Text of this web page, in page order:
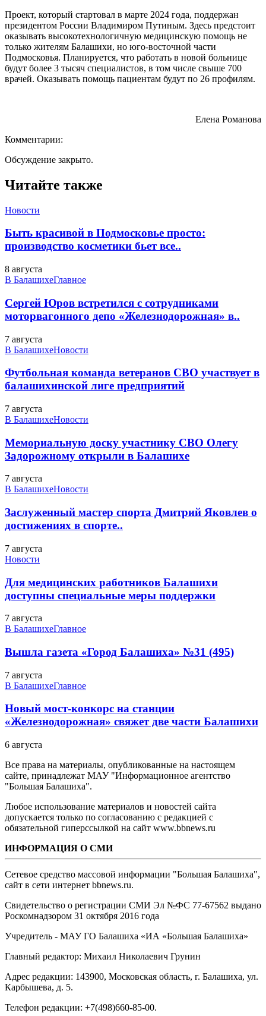
Проект, который стартовал в марте 2024 года, поддержан
президентом России Владимиром Путиным. Здесь предстоит
оказывать высокотехнологичную медицинскую помощь не
только жителям Балашихи, но юго-восточной части
Подмосковья. Планируется, что работать в новой больнице
будут более 3 тысяч специалистов, в том числе свыше 700
врачей. Оказывать помощь пациентам будут по 26 профилям.
Елена Романова
Комментарии:
Обсуждение закрыто.
Читайте также
Новости
Быть красивой в Подмосковье просто:
производство косметики бьет все..
8 августа
В БалашихеГлавное
Сергей Юров встретился с сотрудниками
моторвагонного депо «Железнодорожная» в..
7 августа
В БалашихеНовости
Футбольная команда ветеранов СВО участвует в
балашихинской лиге предприятий
7 августа
В БалашихеНовости
Мемориальную доску участнику СВО Олегу
Задорожному открыли в Балашихе
7 августа
В БалашихеНовости
Заслуженный мастер спорта Дмитрий Яковлев о
достижениях в спорте..
7 августа
Новости
Для медицинских работников Балашихи
доступны специальные меры поддержки
7 августа
В БалашихеГлавное
Вышла газета «Город Балашиха» №31 (495)
7 августа
В БалашихеГлавное
Новый мост-конкорс на станции
«Железнодорожная» свяжет две части Балашихи
6 августа
Все права на материалы, опубликованные на настоящем
сайте, принадлежат МАУ "Информационное агентство
"Большая Балашиха".
Любое использование материалов и новостей сайта
допускается только по согласованию с редакцией с
обязательной гиперссылкой на сайт www.bbnews.ru
ИНФОРМАЦИЯ О СМИ
Сетевое средство массовой информации "Большая Балашиха",
сайт в сети интернет bbnews.ru.
Свидетельство о регистрации СМИ Эл №ФС ‎77-67562 выдано
Роскомнадзором 31 октября 2016 года
Учредитель - МАУ ГО Балашиха «ИА «Большая Балашиха»
Главный редактор: Михаил Николаевич Грунин
Адрес редакции: 143900, Московская область, г. Балашиха, ул.
Карбышева, д. 5.
Телефон редакции: +7(498)660-85-00.